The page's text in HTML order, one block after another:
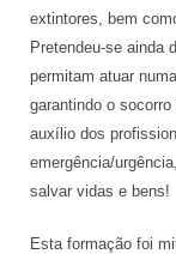
extintores, bem
Pretendeu-se ainda
permitam atuar
garantindo o
auxílio dos
emergência/
salvar vidas e bens!
Esta formação foi